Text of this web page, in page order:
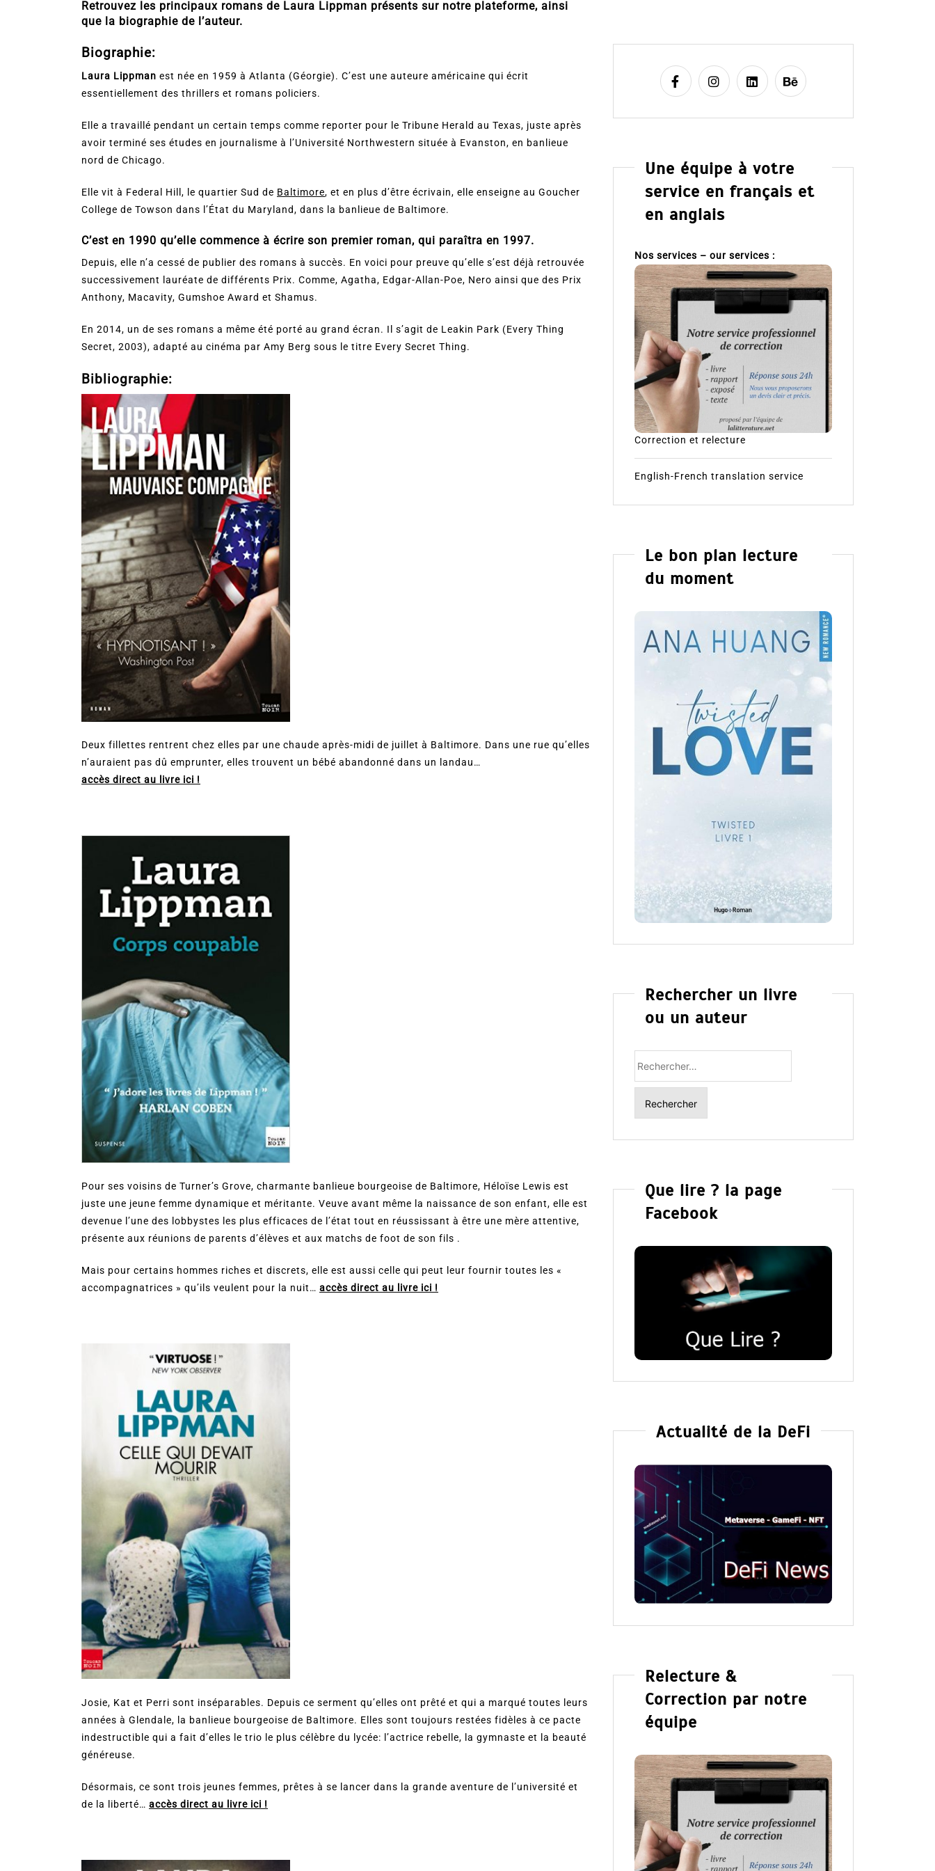
Retrouvez les principaux romans de Laura Lippman présents sur notre plateforme, ainsi
que la biographie de l’auteur.
Biographie:
Laura Lippman est née en 1959 à Atlanta (Géorgie). C’est une auteure américaine qui écrit
essentiellement des thrillers et romans policiers.
Elle a travaillé pendant un certain temps comme reporter pour le Tribune Herald au Texas, juste après
avoir terminé ses études en journalisme à l’Université Northwestern située à Evanston, en banlieue
nord de Chicago.
Elle vit à Federal Hill, le quartier Sud de Baltimore, et en plus d’être écrivain, elle enseigne au Goucher
College de Towson dans l’État du Maryland, dans la banlieue de Baltimore.
C’est en 1990 qu’elle commence à écrire son premier roman, qui paraîtra en 1997.
Depuis, elle n’a cessé de publier des romans à succès. En voici pour preuve qu’elle s’est déjà retrouvée
successivement lauréate de différents Prix. Comme, Agatha, Edgar-Allan-Poe, Nero ainsi que des Prix
Anthony, Macavity, Gumshoe Award et Shamus.
En 2014, un de ses romans a même été porté au grand écran. Il s’agit de Leakin Park (Every Thing
Secret, 2003), adapté au cinéma par Amy Berg sous le titre Every Secret Thing.
Bibliographie:
Deux fillettes rentrent chez elles par une chaude après-midi de juillet à Baltimore. Dans une rue qu’elles
n’auraient pas dû emprunter, elles trouvent un bébé abandonné dans un landau…
accès direct au livre ici !
Pour ses voisins de Turner’s Grove, charmante banlieue bourgeoise de Baltimore, Héloïse Lewis est
juste une jeune femme dynamique et méritante. Veuve avant même la naissance de son enfant, elle est
devenue l’une des lobbystes les plus efficaces de l’état tout en réussissant à être une mère attentive,
présente aux réunions de parents d’élèves et aux matchs de foot de son fils .
Mais pour certains hommes riches et discrets, elle est aussi celle qui peut leur fournir toutes les «
accompagnatrices » qu’ils veulent pour la nuit… accès direct au livre ici !
Josie, Kat et Perri sont inséparables. Depuis ce serment qu’elles ont prêté et qui a marqué toutes leurs
années à Glendale, la banlieue bourgeoise de Baltimore. Elles sont toujours restées fidèles à ce pacte
indestructible qui a fait d’elles le trio le plus célèbre du lycée: l’actrice rebelle, la gymnaste et la beauté
généreuse.
Désormais, ce sont trois jeunes femmes, prêtes à se lancer dans la grande aventure de l’université et
de la liberté… accès direct au livre ici !
Une équipe à votre
service en français et
en anglais
Nos services – our services :
Correction et relecture
English-French translation service
Le bon plan lecture
du moment
Rechercher un livre
ou un auteur
Que lire ? la page
Facebook
Actualité de la DeFi
Relecture &
Correction par notre
équipe